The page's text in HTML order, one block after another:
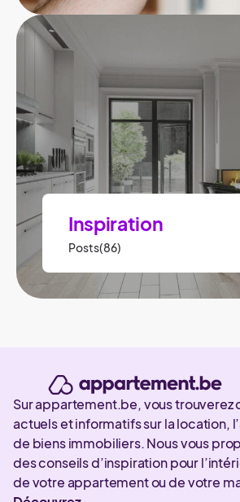
Inspiration
Posts(86)
Sur appartement.be, vous trouverez
actuels et informatifs sur la location,
de biens immobiliers. Nous vous
des conseils d’inspiration pour
de votre appartement ou de votre